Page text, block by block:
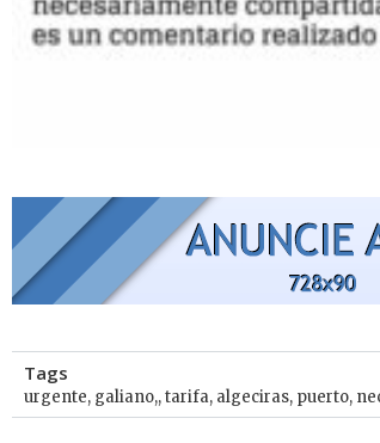
Tags
urgente, galiano,,tarifa, algeciras, puerto,